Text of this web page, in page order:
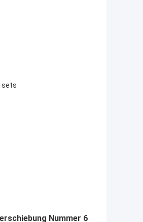
sets
Nummer 6